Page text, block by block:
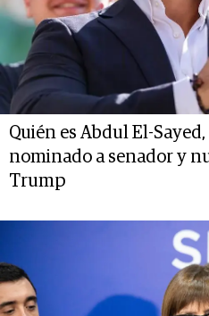
Quién es Abdul El-
nominado a senador y
Trump